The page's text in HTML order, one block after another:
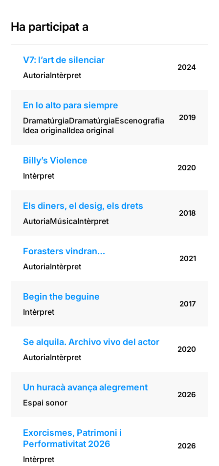
Ha participat a
V7: l’art de silenciar
AutoriaIntèrpret
2024
En lo alto para siempre
DramatúrgiaDramatúrgiaEscenografia
Idea originalIdea original
2019
Billy’s Violence
Intèrpret
2020
Els diners, el desig, els drets
AutoriaMúsicaIntèrpret
2018
Forasters vindran…
AutoriaIntèrpret
2021
Begin the beguine
Intèrpret
2017
Se alquila. Archivo vivo del actor
AutoriaIntèrpret
2020
Un huracà avança alegrement
Espai sonor
2026
Exorcismes, Patrimoni i
Performativitat 2026
Intèrpret
2026